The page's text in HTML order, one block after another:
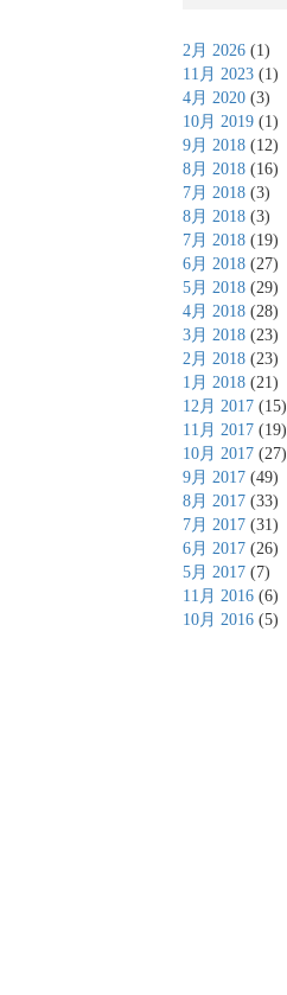
2月 2026 (1)
11月 2023 (1)
4月 2020 (3)
10月 2019 (1)
9月 2018 (12)
8月 2018 (16)
7月 2018 (3)
8月 2018 (3)
7月 2018 (19)
6月 2018 (27)
5月 2018 (29)
4月 2018 (28)
3月 2018 (23)
2月 2018 (23)
1月 2018 (21)
12月 2017 (15)
11月 2017 (19)
10月 2017 (27)
9月 2017 (49)
8月 2017 (33)
7月 2017 (31)
6月 2017 (26)
5月 2017 (7)
11月 2016 (6)
10月 2016 (5)